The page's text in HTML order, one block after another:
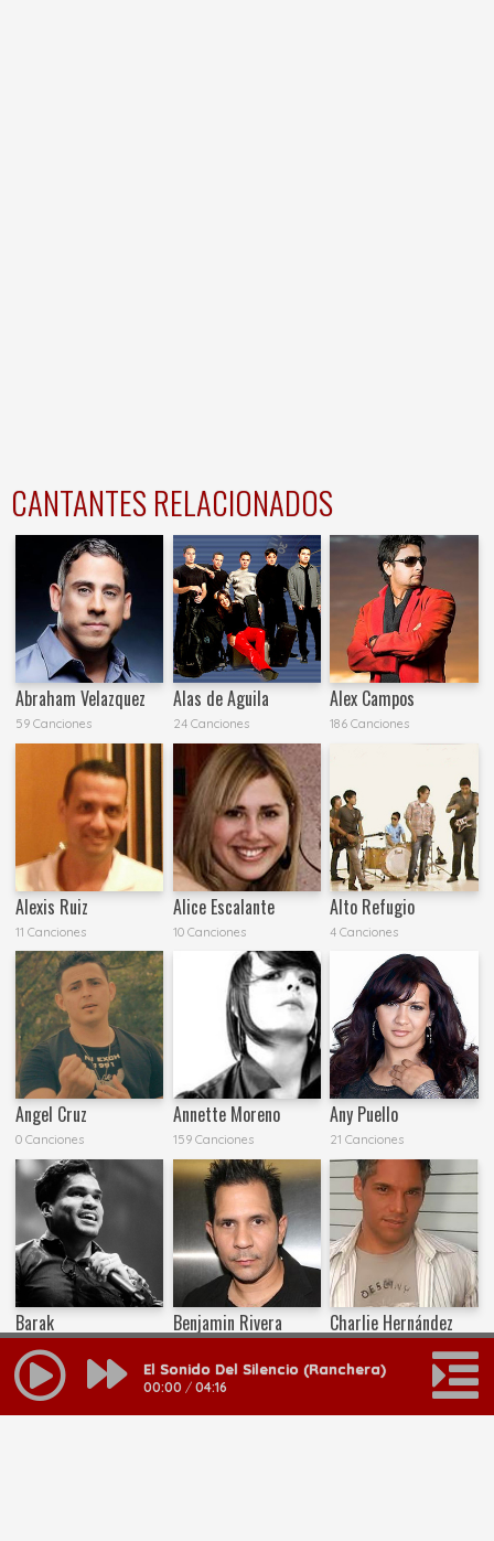
CANTANTES RELACIONADOS
Abraham Velazquez
59 Canciones
Alas de Aguila
24 Canciones
Alex Campos
186 Canciones
Alexis Ruiz
11 Canciones
Alice Escalante
10 Canciones
Alto Refugio
4 Canciones
Angel Cruz
0 Canciones
Annette Moreno
159 Canciones
Any Puello
21 Canciones
Barak
101 Canciones
Benjamin Rivera Charlie Hernández
MAS RESULTADOS
El Sonido Del Silencio (Ranchera)
00:00 / 04:16